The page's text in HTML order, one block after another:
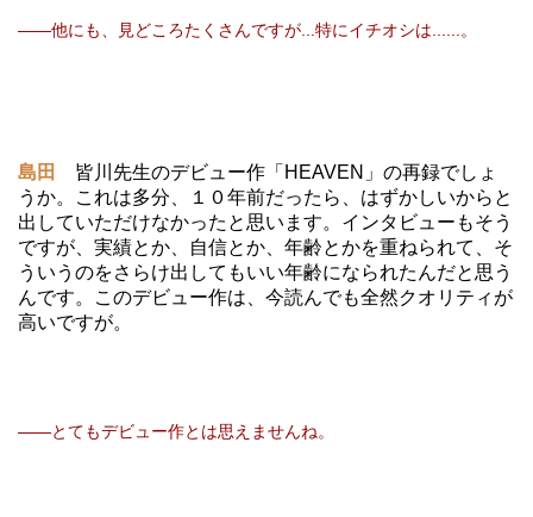
――他にも、見どころたくさんですが...特にイチオシは......。
島田 皆川先生のデビュー作「HEAVEN」の再録でしょ
うか。これは多分、１０年前だったら、はずかしいからと
出していただけなかったと思います。インタビューもそう
ですが、実績とか、自信とか、年齢とかを重ねられて、そ
ういうのをさらけ出してもいい年齢になられたんだと思う
んです。このデビュー作は、今読んでも全然クオリティが
高いですが。
――とてもデビュー作とは思えませんね。